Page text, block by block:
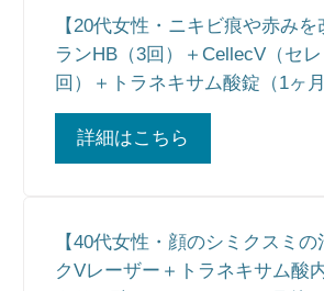
【20代女性・ニキビ痕や赤み
ランHB（3回）＋CellecV（セ
回）＋トラネキサム酸錠（1ヶ月
詳細はこちら
【40代女性・顔のシミクスミ
クVレーザー＋トラネキサム酸